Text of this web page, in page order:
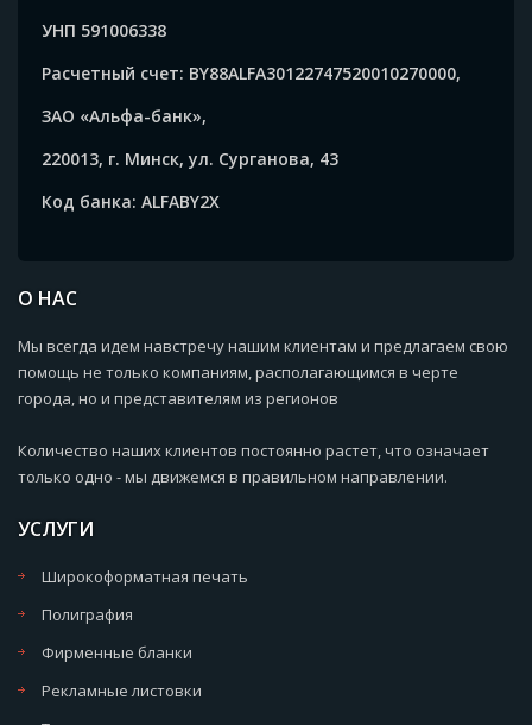
УНП 591006338
Расчетный счет: BY88ALFA30122747520010270000,
ЗАО «Альфа-банк»,
220013, г. Минск, ул. Сурганова, 43
Код банка: ALFABY2X
О НАС
Мы всегда идем навстречу нашим клиентам и предлагаем свою
помощь не только компаниям, располагающимся в черте
города, но и представителям из регионов
Количество наших клиентов постоянно растет, что означает
только одно - мы движемся в правильном направлении.
УСЛУГИ
Широкоформатная печать
Полиграфия
Фирменные бланки
Рекламные листовки